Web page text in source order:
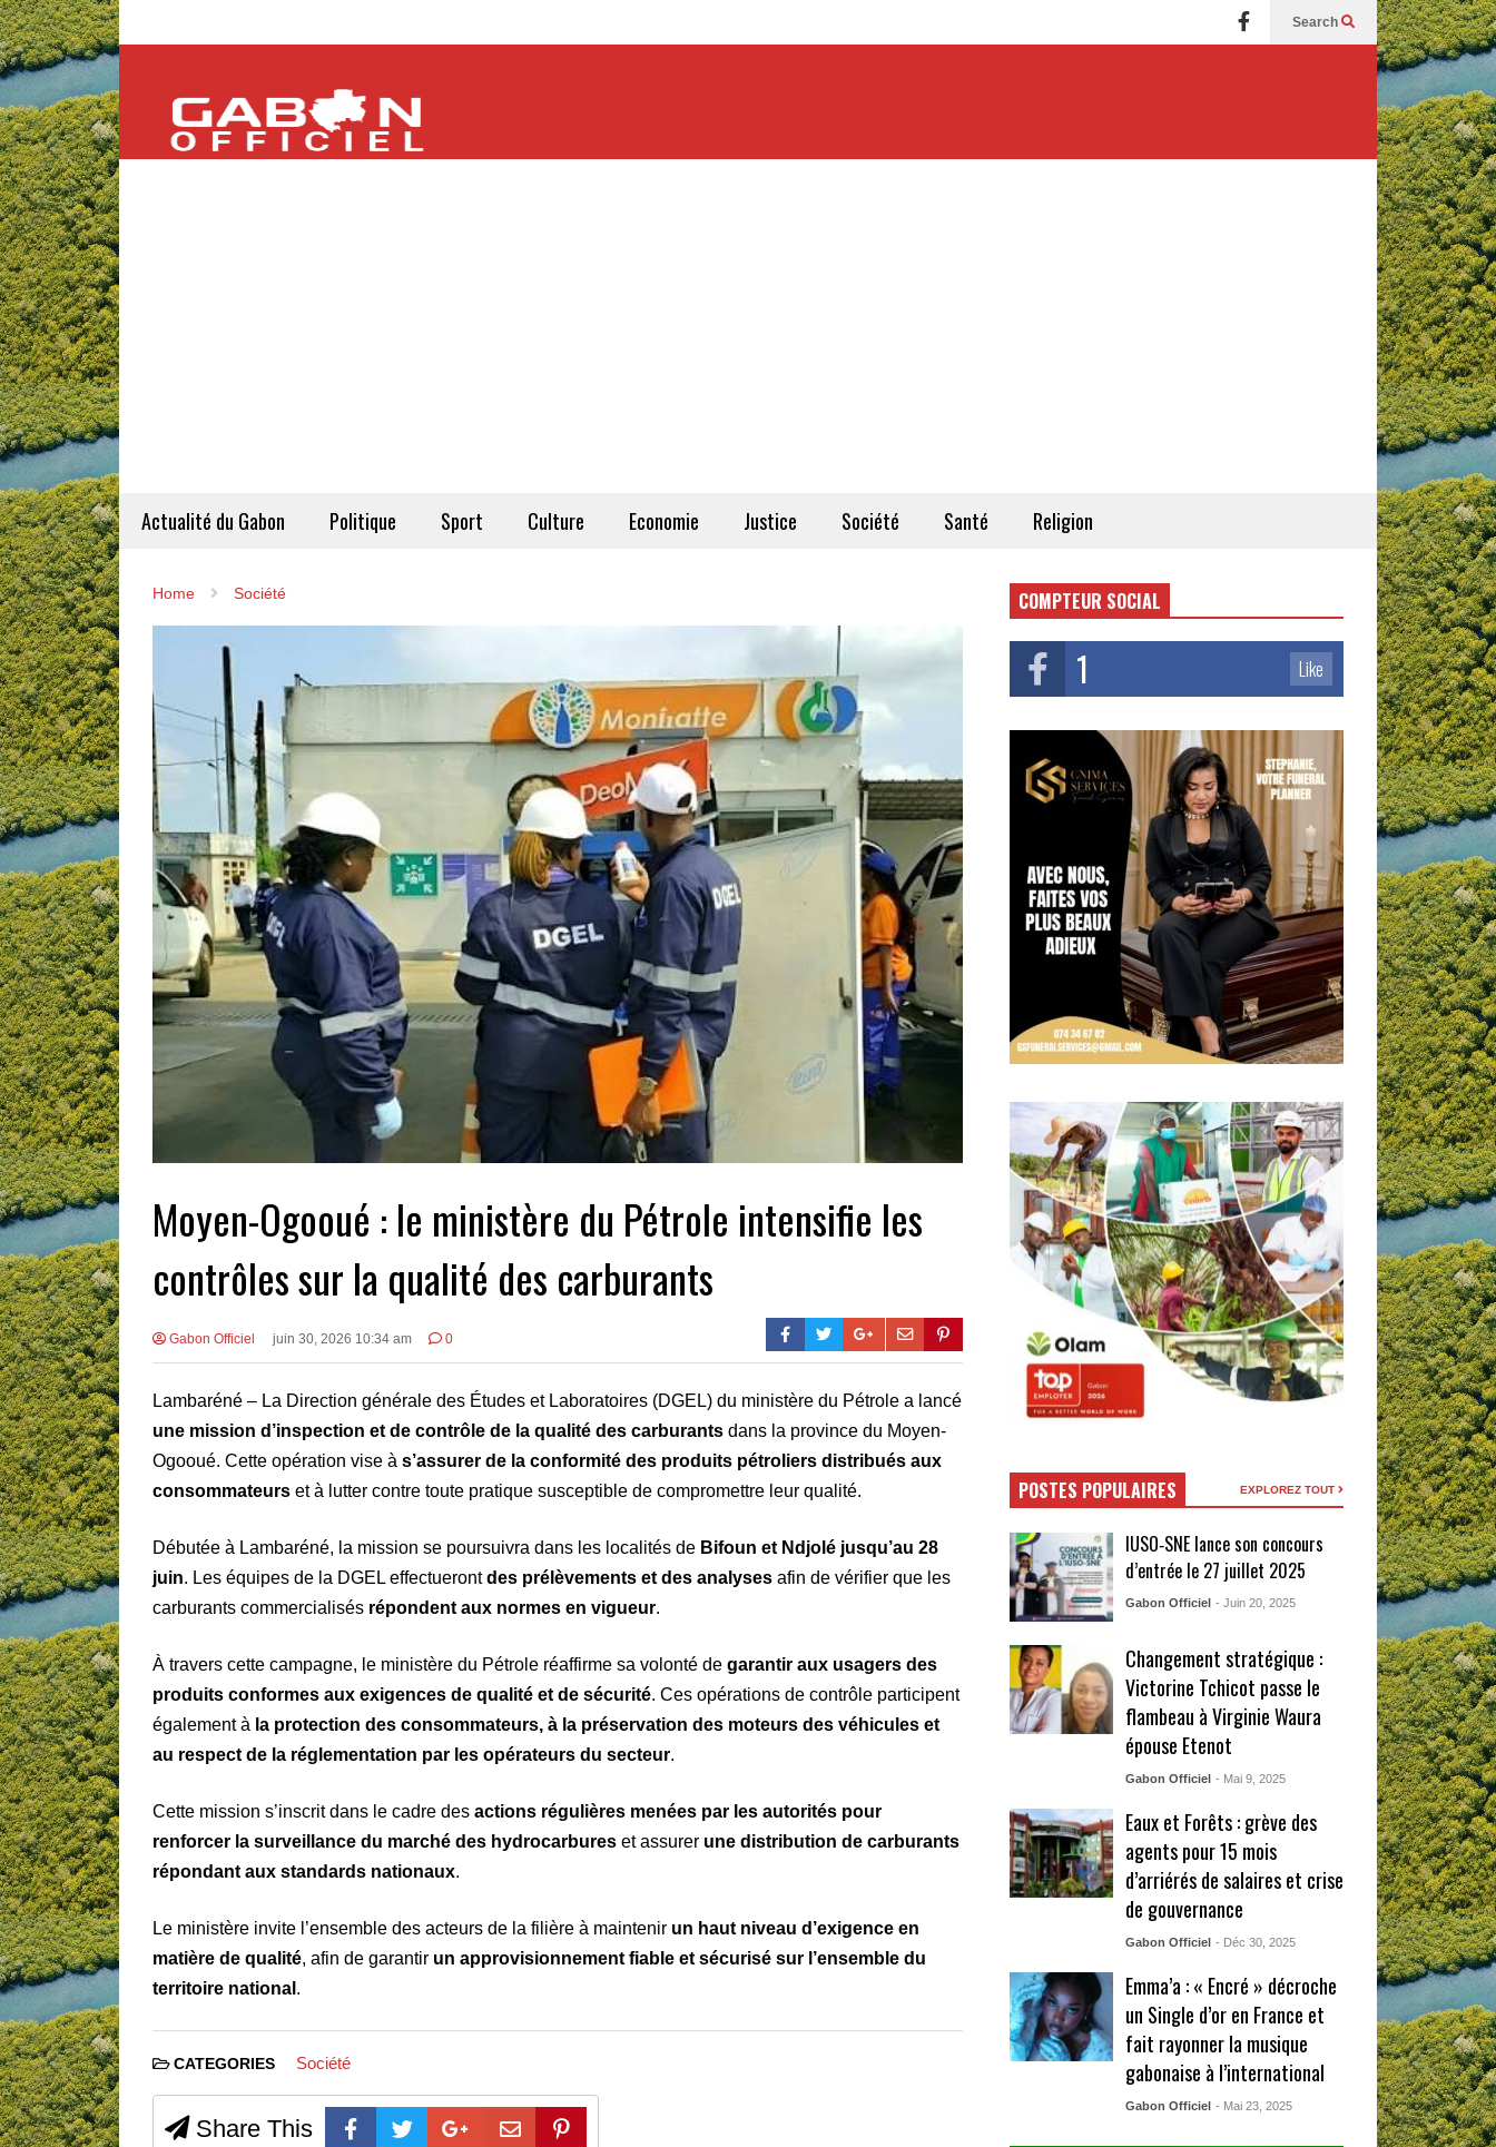
Search
Actualité du Gabon Politique Sport Culture Economie Justice Société Santé Religion
Home Société
Moyen-Ogooué : le ministère du Pétrole intensifie les
contrôles sur la qualité des carburants
Gabon Officiel juin 30, 2026 10:34 am 0
Lambaréné – La Direction générale des Études et Laboratoires (DGEL) du ministère du Pétrole a lancé
une mission d’inspection et de contrôle de la qualité des carburants dans la province du Moyen-
Ogooué. Cette opération vise à s’assurer de la conformité des produits pétroliers distribués aux
consommateurs et à lutter contre toute pratique susceptible de compromettre leur qualité.
Débutée à Lambaréné, la mission se poursuivra dans les localités de Bifoun et Ndjolé jusqu’au 28
juin. Les équipes de la DGEL effectuerontdes prélèvements et des analyses afin de vérifier que les
carburants commercialisés répondent aux normes en vigueur.
À travers cette campagne, le ministère du Pétrole réaffirme sa volonté de garantir aux usagers des
produits conformes aux exigences de qualité et de sécurité. Ces opérations de contrôle participent
également à la protection des consommateurs, à la préservation des moteurs des véhicules et
au respect de la réglementation par les opérateurs du secteur.
Cette mission s’inscrit dans le cadre des actions régulières menées par les autorités pour
renforcer la surveillance du marché des hydrocarbures et assurer une distribution de carburants
répondant aux standards nationaux.
Le ministère invite l’ensemble des acteurs de la filière à maintenir un haut niveau d’exigence en
matière de qualité, afin de garantir un approvisionnement fiable et sécurisé sur l’ensemble du
territoire national .
CATEGORIES Société
Share This
COMPTEUR SOCIAL
1 Like
POSTES POPULAIRES EXPLOREZ TOUT
IUSO‑SNE lance son concours
d’entrée le 27 juillet 2025
Gabon Officiel - Juin 20, 2025
Changement stratégique :
Victorine Tchicot passe le
flambeau à Virginie Waura
épouse Etenot
Gabon Officiel - Mai 9, 2025
Eaux et Forêts : grève des
agents pour 15 mois
d’arriérés de salaires et crise
de gouvernance
Gabon Officiel - Déc 30, 2025
Emma’a : « Encré » décroche
un Single d’or en France et
fait rayonner la musique
gabonaise à l’international
Gabon Officiel - Mai 23, 2025